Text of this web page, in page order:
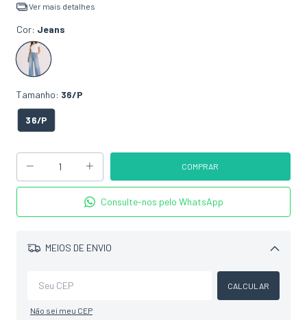
Ver mais detalhes
Cor: Jeans
Tamanho: 36/P
36/P
Consulte-nos pelo WhatsApp
MEIOS DE ENVIO
Alterar CEP
CALCULAR
Não sei meu CEP